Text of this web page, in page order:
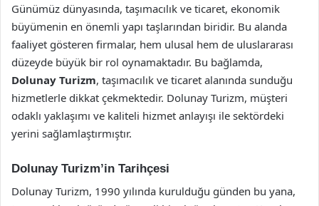
Günümüz dünyasında, taşımacılık ve ticaret, ekonomik
büyümenin en önemli yapı taşlarından biridir. Bu alanda
faaliyet gösteren firmalar, hem ulusal hem de uluslararası
düzeyde büyük bir rol oynamaktadır. Bu bağlamda,
Dolunay Turizm, taşımacılık ve ticaret alanında sunduğu
hizmetlerle dikkat çekmektedir. Dolunay Turizm, müşteri
odaklı yaklaşımı ve kaliteli hizmet anlayışı ile sektördeki
yerini sağlamlaştırmıştır.
Dolunay Turizm’in Tarihçesi
Dolunay Turizm, 1990 yılında kurulduğu günden bu yana,